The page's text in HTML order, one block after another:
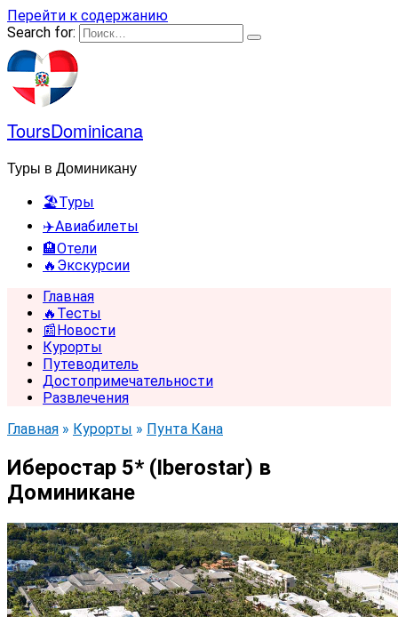
Перейти к содержанию
Search for:
ToursDominicana
Туры в Доминикану
🏖️Туры
✈️Авиабилеты
🏨Отели
🔥Экскурсии
Главная
🔥Тесты
📰Новости
Курорты
Путеводитель
Достопримечательности
Развлечения
Главная » Курорты » Пунта Кана
Иберостар 5* (Iberostar) в
Доминикане